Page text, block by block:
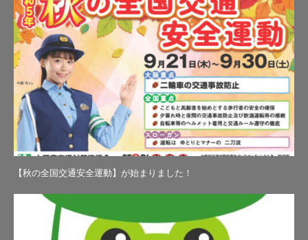
【秋の全国交通安全運動】が始まりました！